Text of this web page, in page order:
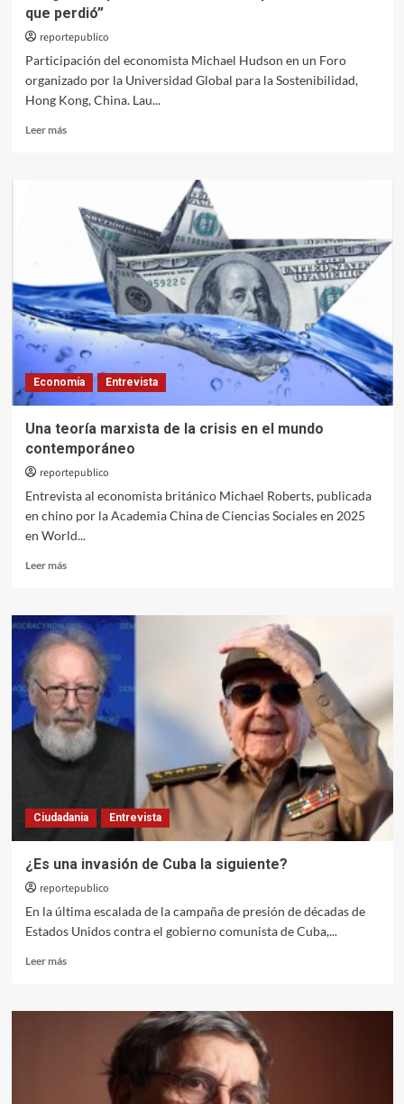
que perdió”
reportepublico
Participación del economista Michael Hudson en un Foro
organizado por la Universidad Global para la Sostenibilidad,
Hong Kong, China. Lau...
Leer másLeer
que
Estados
Unidos
puede
admitir
que
perdió”
Economía Entrevista
Una teoría marxista de la crisis en el mundo
contemporáneo
reportepublico
Entrevista al economista británico Michael Roberts, publicada
en chino por la Academia China de Ciencias Sociales en 2025
en World...
Leer másLeer
Una
teoría
marxista
la
crisis
en
el
mundo
contemporáneo
Ciudadania Entrevista
¿Es una invasión de Cuba la siguiente?
reportepublico
En la última escalada de la campaña de presión de décadas de
Estados Unidos contra el gobierno comunista de Cuba,...
Leer másLeer
¿Es